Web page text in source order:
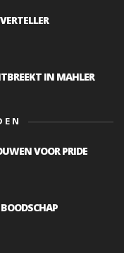
IN MAHLER
VOOR PRIDE